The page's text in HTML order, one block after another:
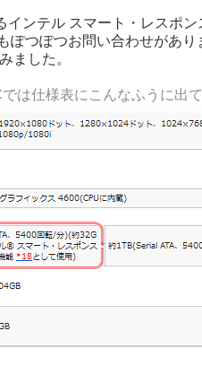
インテル スマート・レスポ
ぽつぽつお問い合わせがあり
ました。
は仕様表にこんなふうに出